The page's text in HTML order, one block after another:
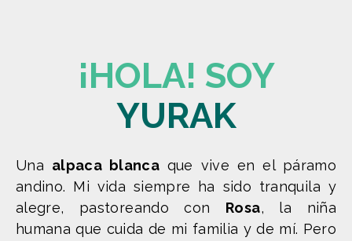
¡HOLA! SOY
YURAK
Una alpaca blancaque vive en el páramo
andino. Mi vida siempre ha sido tranquila y
alegre, pastoreando con Rosa, la niña
humana que cuida de mi familia y de mí. Pero